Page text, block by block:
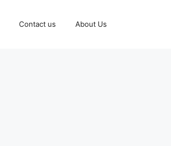
Contact us About Us